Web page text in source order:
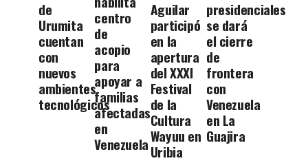
de
Urumita
cuentan
con
nuevos
ambientes
tecnológicos
centro
de
acopio
para
apoyar a
familias
afectadas
en
Venezuela
Aguilar
participó
en la
apertura
del XXXI
Festival
de la
Cultura
Wayuu en
Uribia
presidenciales
se dará
el cierre
de
frontera
con
Venezuela
en La
Guajira